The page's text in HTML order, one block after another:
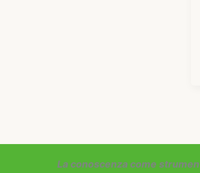
La conoscenza come